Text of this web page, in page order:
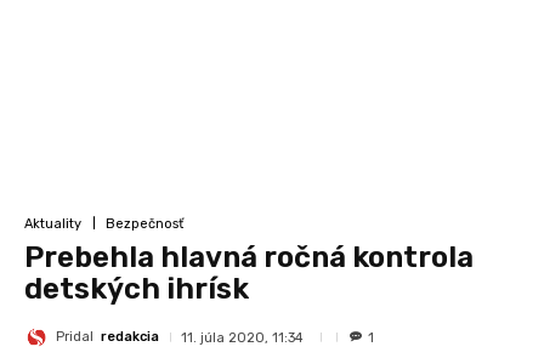
Aktuality Bezpečnosť
Prebehla hlavná ročná kontrola
detských ihrísk
Pridal redakcia 11. júla 2020, 11:34 1